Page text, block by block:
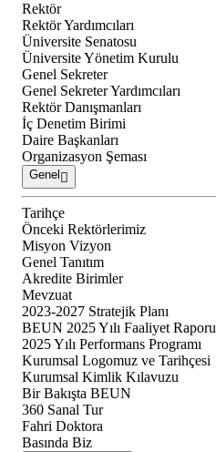
Rektör
Rektör Yardımcıları
Üniversite Senatosu
Üniversite Yönetim Kurulu
Genel Sekreter
Genel Sekreter Yardımcıları
Rektör Danışmanları
İç Denetim Birimi
Daire Başkanları
Organizasyon Şeması
Genel
Tarihçe
Önceki Rektörlerimiz
Misyon Vizyon
Genel Tanıtım
Akredite Birimler
Mevzuat
2023-2027 Stratejik Planı
BEUN 2025 Yılı Faaliyet Raporu
2025 Yılı Performans Programı
Kurumsal Logomuz ve Tarihçesi
Kurumsal Kimlik Kılavuzu
Bir Bakışta BEUN
360 Sanal Tur
Fahri Doktora
Basında Biz